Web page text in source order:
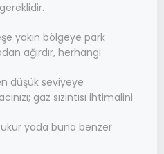
yakın bölgeye park
ağırdır, herhangi
düşük seviyeye
gaz sızıntısı ihtimalini
yada buna benzer